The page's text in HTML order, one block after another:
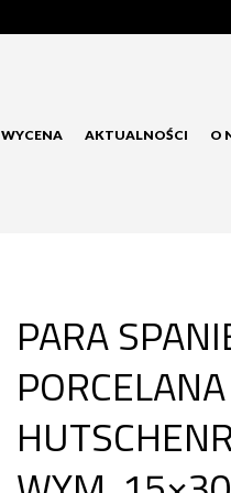
WYCENA AKTUALNOŚCI O
PARA
PORCELANA